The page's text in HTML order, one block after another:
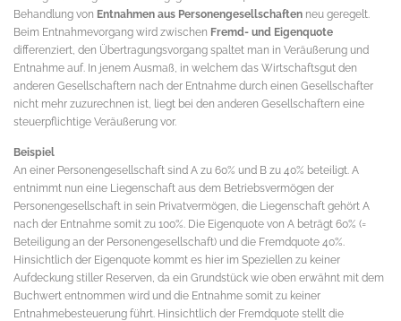
Behandlung von Entnahmen aus Personengesellschaften neu geregelt.
Beim Entnahmevorgang wird zwischen Fremd- und Eigenquote
differenziert, den Übertragungsvorgang spaltet man in Veräußerung und
Entnahme auf. In jenem Ausmaß, in welchem das Wirtschaftsgut den
anderen Gesellschaftern nach der Entnahme durch einen Gesellschafter
nicht mehr zuzurechnen ist, liegt bei den anderen Gesellschaftern eine
steuerpflichtige Veräußerung vor.
Beispiel
An einer Personengesellschaft sind A zu 60% und B zu 40% beteiligt. A
entnimmt nun eine Liegenschaft aus dem Betriebsvermögen der
Personengesellschaft in sein Privatvermögen, die Liegenschaft gehört A
nach der Entnahme somit zu 100%. Die Eigenquote von A beträgt 60% (=
Beteiligung an der Personengesellschaft) und die Fremdquote 40%.
Hinsichtlich der Eigenquote kommt es hier im Speziellen zu keiner
Aufdeckung stiller Reserven, da ein Grundstück wie oben erwähnt mit dem
Buchwert entnommen wird und die Entnahme somit zu keiner
Entnahmebesteuerung führt. Hinsichtlich der Fremdquote stellt die